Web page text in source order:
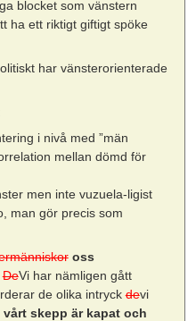
blocket som vänstern
ha ett riktigt giftigt spöke
har vänsterorienterade
i nivå med ”män
mellan dömd för
men inte vuzuela-ligist
man gör precis som
oss
DeVi har nämligen gått
de olika intryckdevi
skepp är kapat och